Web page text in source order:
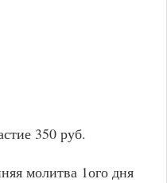
350 руб.
молитва 1ого дня